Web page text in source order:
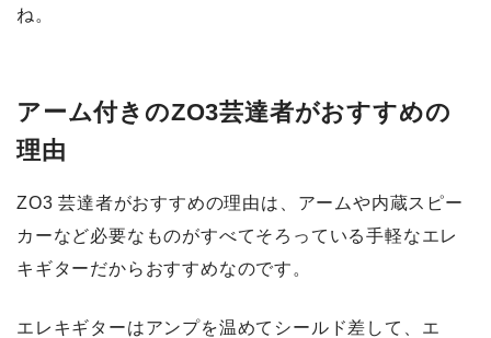
ね。
アーム付きのZO3芸達者がおすすめの
理由
ZO3 芸達者がおすすめの理由は、 アームや内蔵スピー
カーなど必要なものがすべてそろっている手軽なエレ
キギターだからおすすめなのです。
エレキギターはアンプを温めてシールド差して、エ